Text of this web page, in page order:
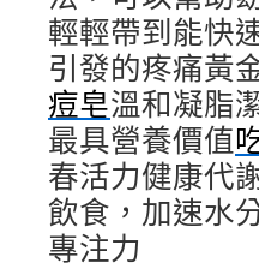
輕輕帶到能快
引發的疼痛黃
痘皂溫和凝脂
最具營養價值
春活力健康代
飲食，加速水
專注力